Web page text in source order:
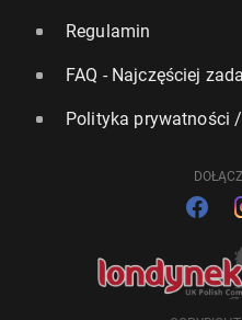
Regulamin
FAQ - Najczęściej
Polityka prywatności